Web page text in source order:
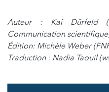
Auteur : Kai Dürfeld
Communication
Édition: Michèle Weber
Traduction : Nadia Taouil